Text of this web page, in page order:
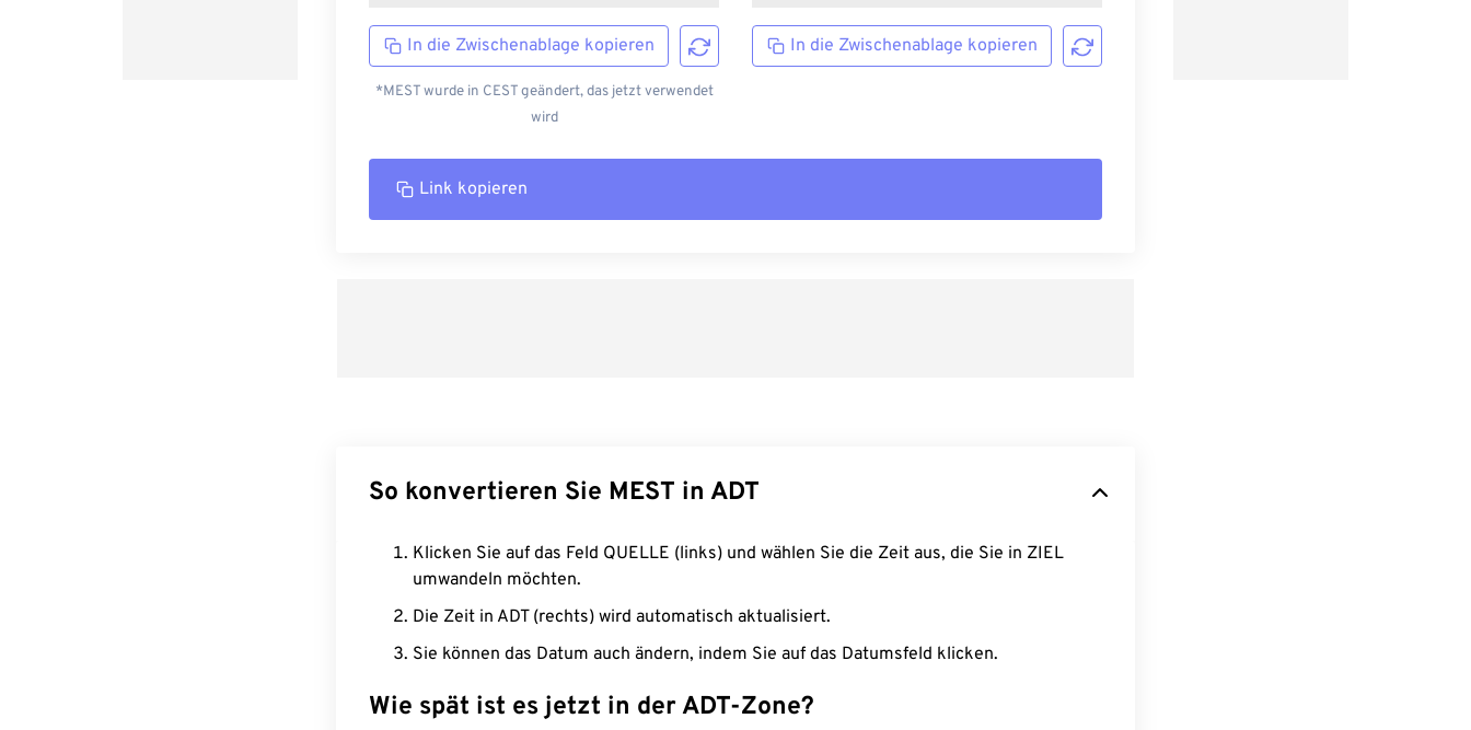
In die Zwischenablage kopieren
*MEST wurde in CEST geändert, das jetzt verwendet
wird
In die Zwischenablage kopieren
Link kopieren
So konvertieren Sie MEST in ADT
Klicken Sie auf das Feld QUELLE (links) und wählen Sie die Zeit aus, die Sie in ZIEL
umwandeln möchten.
Die Zeit in ADT (rechts) wird automatisch aktualisiert.
Sie können das Datum auch ändern, indem Sie auf das Datumsfeld klicken.
Wie spät ist es jetzt in der ADT-Zone?